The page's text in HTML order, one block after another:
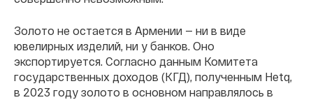
Золото не остается в Армении — ни в виде
ювелирных изделий, ни у банков. Оно
экспортируется. Согласно данным Комитета
государственных доходов (КГД), полученным Hetq,
в 2023 году золото в основном направлялось в